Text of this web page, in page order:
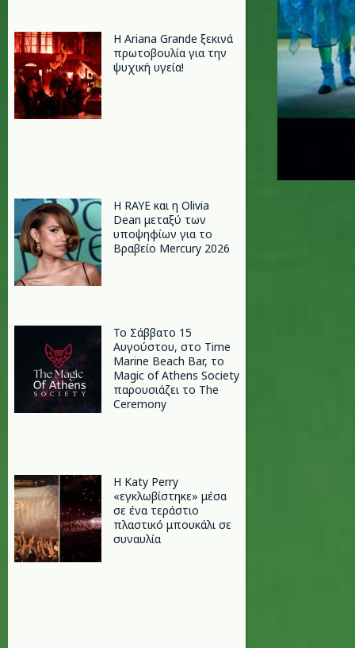
Η Ariana Grande ξεκινά
πρωτοβουλία για την
ψυχική υγεία!
Η RAYE και η Olivia
Dean μεταξύ των
υποψηφίων για το
Βραβείο Mercury 2026
Το Σάββατο 15
Αυγούστου, στο Time
Marine Beach Bar, το
Magic of Athens Society
παρουσιάζει το The
Ceremony
H Katy Perry
«εγκλωβίστηκε» μέσα
σε ένα τεράστιο
πλαστικό μπουκάλι σε
συναυλία